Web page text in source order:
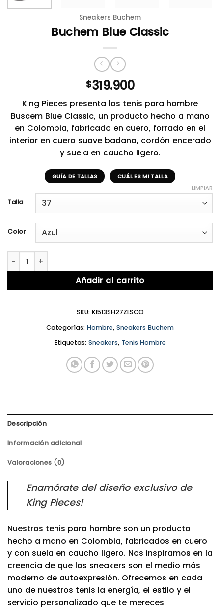
Sneakers Buchem
Buchem Blue Classic
$319.900
King Pieces presenta los tenis para hombre
Buscem Blue Classic, un producto hecho a mano
en Colombia, fabricado en cuero, forrado en el
interior en cuero suave badana, cordón encerado
y suela en caucho ligero.
GUÍA DE TALLAS CUÁL ES MI TALLA
Talla
Color
LIMPIAR
Buchem Blue Classic cantidad
Añadir al carrito
SKU: KI513SH27ZLSCO
Categorías: Hombre, Sneakers Buchem
Etiquetas: Sneakers, Tenis Hombre
Descripción
Información adicional
Valoraciones (0)
Enamórate del diseño exclusivo de
King Pieces!
Nuestros tenis para hombre son un producto
hecho a mano en Colombia, fabricados en cuero
y con suela en caucho ligero. Nos inspiramos en la
creencia de que los sneakers son el medio más
moderno de autoexpresión. Ofrecemos en cada
uno de nuestros tenis la energía, el estilo y el
servicio personalizado que te mereces.